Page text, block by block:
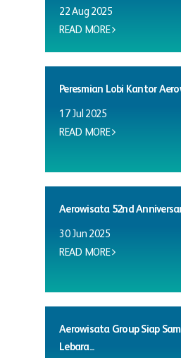
22 Aug 2025
READ MORE
Peresmian Lobi Kantor
17 Jul 2025
READ MORE
Aerowisata 52nd
30 Jun 2025
READ MORE
Aerowisata Group Siap
Lebara...